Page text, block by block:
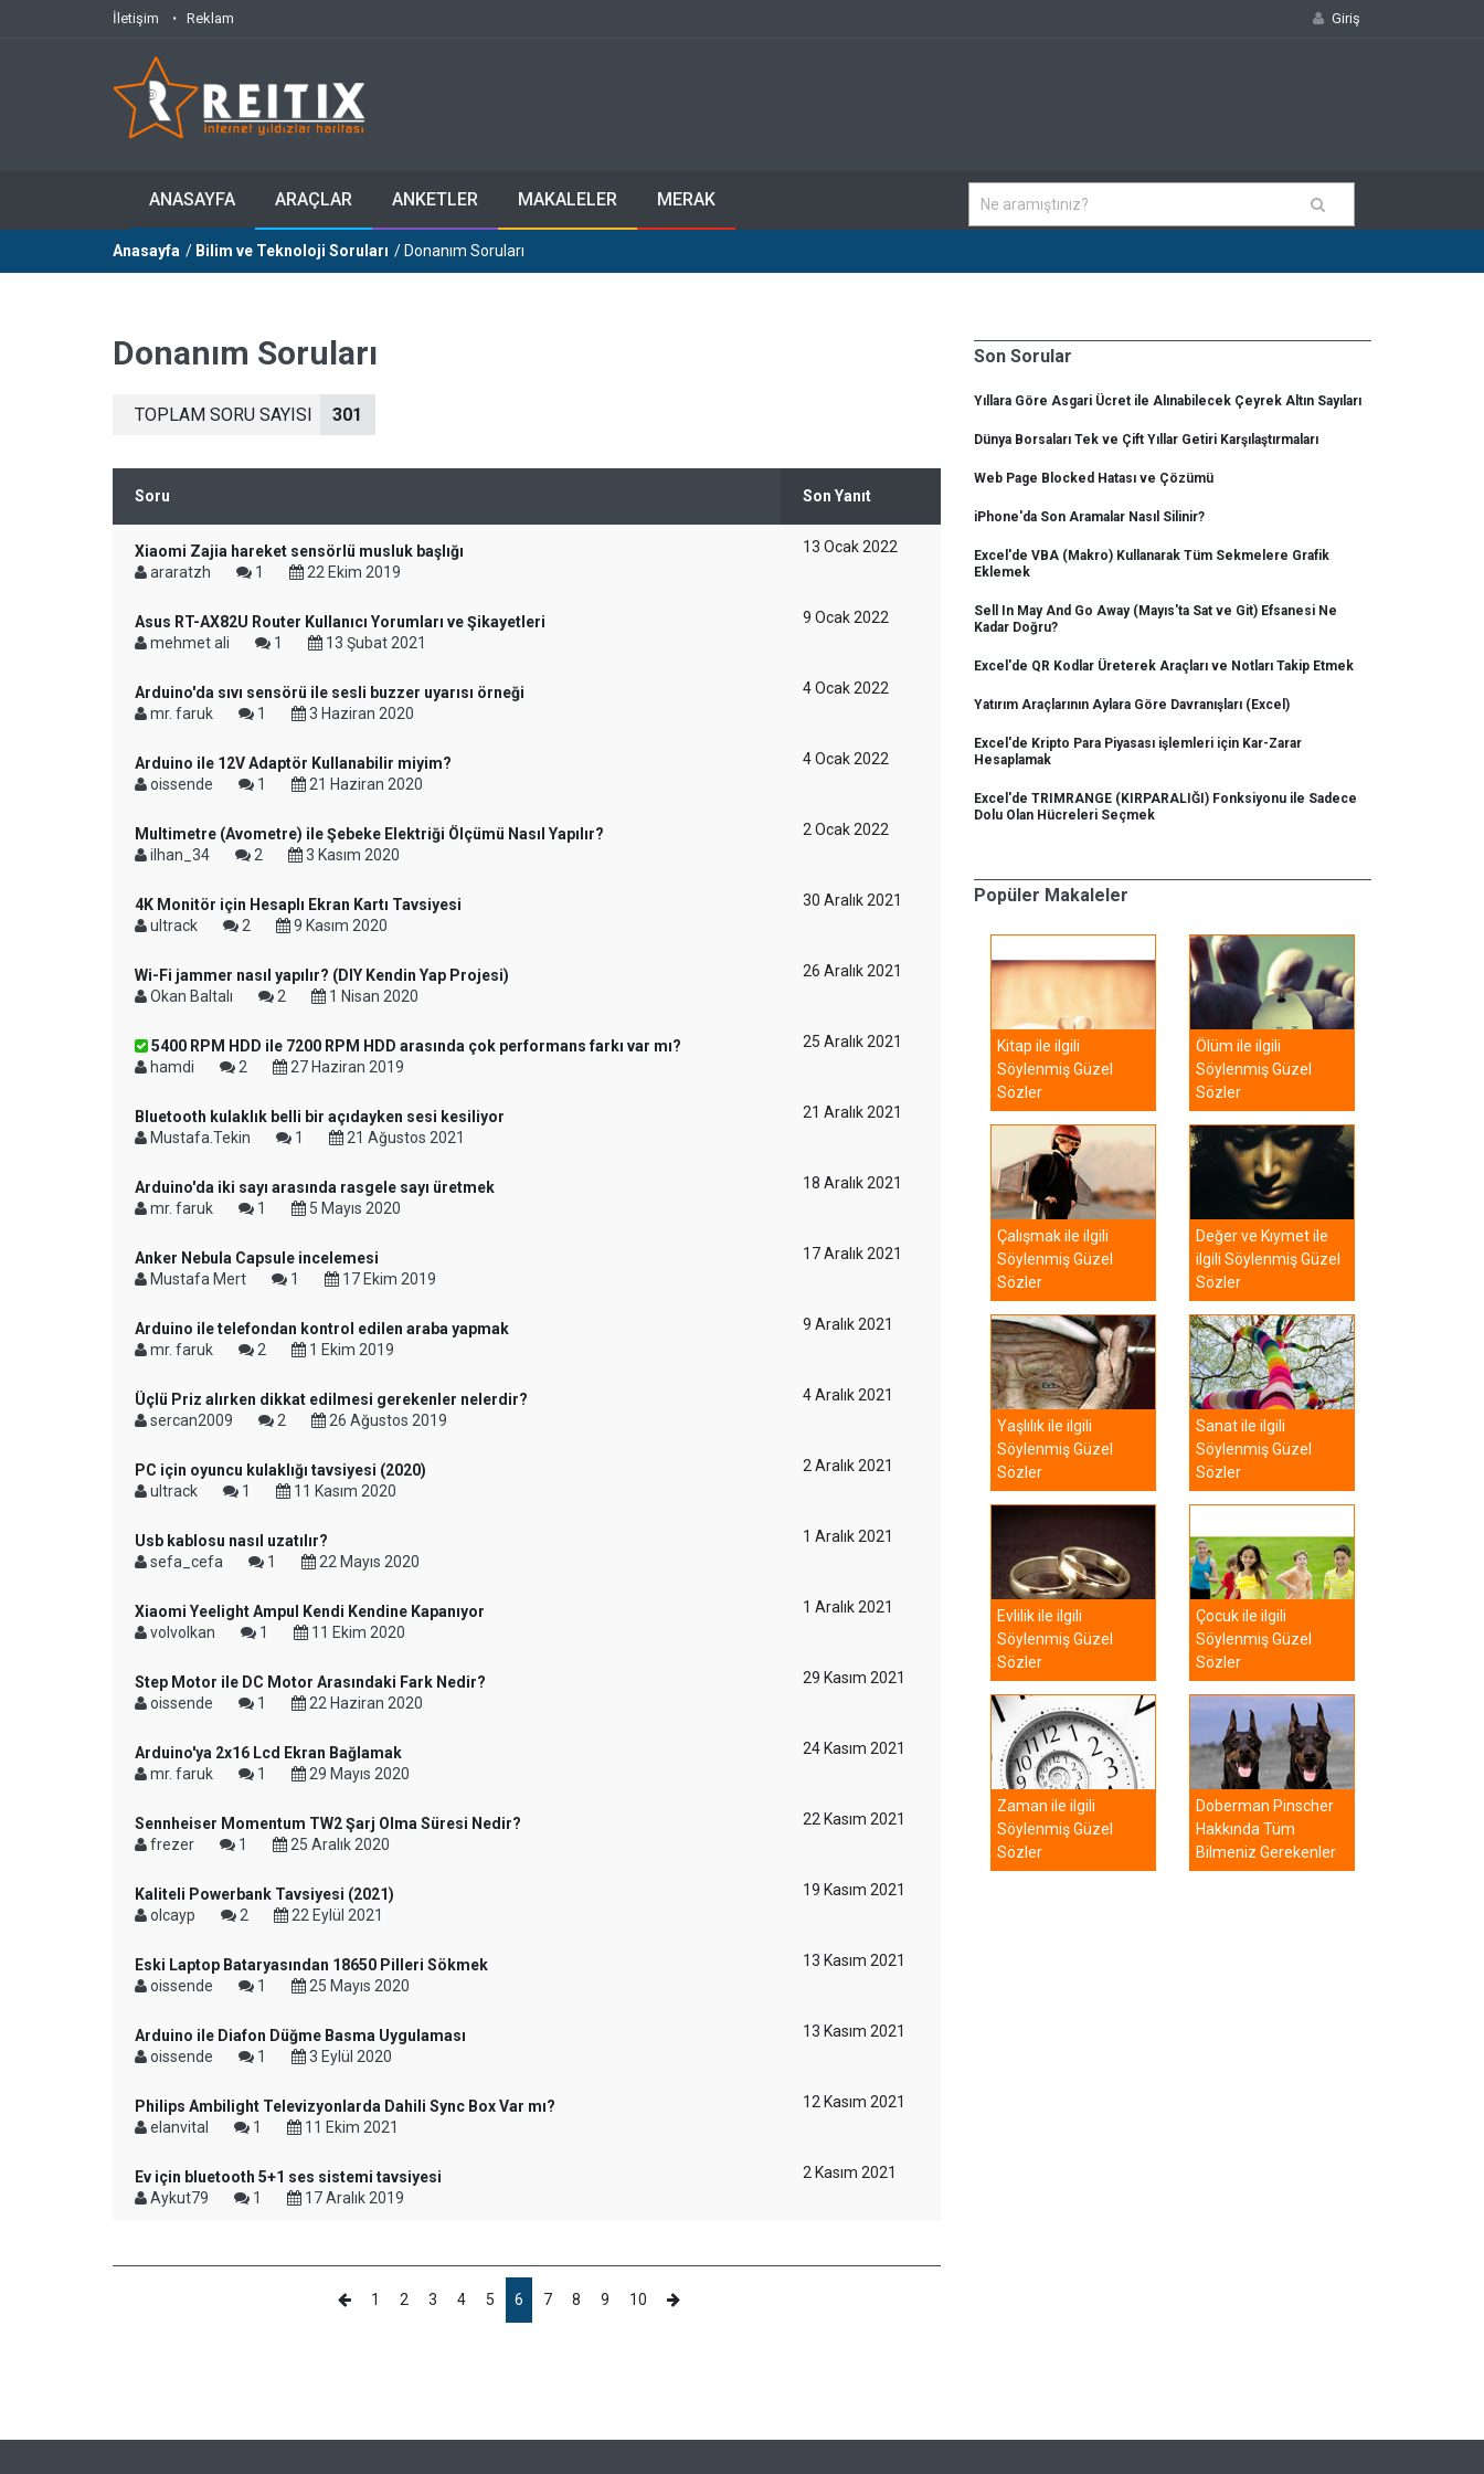
İletişim Reklam Giriş
ANASAYFA ARAÇLAR ANKETLER MAKALELER MERAK
Anasayfa / Bilim ve Teknoloji Soruları / Donanım Soruları
Donanım Soruları
TOPLAM SORU SAYISI 301
Soru Son Yanıt
Xiaomi Zajia hareket sensörlü musluk başlığı
araratzh
1 22 Ekim 2019
13 Ocak 2022
Asus RT-AX82U Router Kullanıcı Yorumları ve Şikayetleri
mehmet ali
1 13 Şubat 2021
9 Ocak 2022
Arduino'da sıvı sensörü ile sesli buzzer uyarısı örneği
mr. faruk
1 3 Haziran 2020
4 Ocak 2022
Arduino ile 12V Adaptör Kullanabilir miyim?
oissende
1 21 Haziran 2020
4 Ocak 2022
Multimetre (Avometre) ile Şebeke Elektriği Ölçümü Nasıl Yapılır?
ilhan_34
2 3 Kasım 2020
2 Ocak 2022
4K Monitör için Hesaplı Ekran Kartı Tavsiyesi
ultrack
2 9 Kasım 2020
30 Aralık 2021
Wi-Fi jammer nasıl yapılır? (DIY Kendin Yap Projesi)
Okan Baltalı
2 1 Nisan 2020
26 Aralık 2021
5400 RPM HDD ile 7200 RPM HDD arasında çok performans farkı var mı?
hamdi
2 27 Haziran 2019
25 Aralık 2021
Bluetooth kulaklık belli bir açıdayken sesi kesiliyor
Mustafa.Tekin
1 21 Ağustos 2021
21 Aralık 2021
Arduino'da iki sayı arasında rasgele sayı üretmek
mr. faruk
1 5 Mayıs 2020
18 Aralık 2021
Anker Nebula Capsule incelemesi
Mustafa Mert
1 17 Ekim 2019
17 Aralık 2021
Arduino ile telefondan kontrol edilen araba yapmak
mr. faruk
2 1 Ekim 2019
9 Aralık 2021
Üçlü Priz alırken dikkat edilmesi gerekenler nelerdir?
sercan2009
2 26 Ağustos 2019
4 Aralık 2021
PC için oyuncu kulaklığı tavsiyesi (2020)
ultrack
1 11 Kasım 2020
2 Aralık 2021
Usb kablosu nasıl uzatılır?
sefa_cefa
1 22 Mayıs 2020
1 Aralık 2021
Xiaomi Yeelight Ampul Kendi Kendine Kapanıyor
volvolkan
1 11 Ekim 2020
1 Aralık 2021
Step Motor ile DC Motor Arasındaki Fark Nedir?
oissende
1 22 Haziran 2020
29 Kasım 2021
Arduino'ya 2x16 Lcd Ekran Bağlamak
mr. faruk
1 29 Mayıs 2020
24 Kasım 2021
Sennheiser Momentum TW2 Şarj Olma Süresi Nedir?
frezer
1 25 Aralık 2020
22 Kasım 2021
Kaliteli Powerbank Tavsiyesi (2021)
olcayp
2 22 Eylül 2021
19 Kasım 2021
Eski Laptop Bataryasından 18650 Pilleri Sökmek
oissende
1 25 Mayıs 2020
13 Kasım 2021
Arduino ile Diafon Düğme Basma Uygulaması
oissende
1 3 Eylül 2020
13 Kasım 2021
Philips Ambilight Televizyonlarda Dahili Sync Box Var mı?
elanvital
1 11 Ekim 2021
12 Kasım 2021
Ev için bluetooth 5+1 ses sistemi tavsiyesi
Aykut79
1 17 Aralık 2019
2 Kasım 2021
1 2 3 4 5 6 7 8 9 10
Son Sorular
Yıllara Göre Asgari Ücret ile Alınabilecek Çeyrek Altın Sayıları
Dünya Borsaları Tek ve Çift Yıllar Getiri Karşılaştırmaları
Web Page Blocked Hatası ve Çözümü
iPhone'da Son Aramalar Nasıl Silinir?
Excel'de VBA (Makro) Kullanarak Tüm Sekmelere Grafik
Eklemek
Sell In May And Go Away (Mayıs'ta Sat ve Git) Efsanesi Ne
Kadar Doğru?
Excel'de QR Kodlar Üreterek Araçları ve Notları Takip Etmek
Yatırım Araçlarının Aylara Göre Davranışları (Excel)
Excel'de Kripto Para Piyasası işlemleri için Kar-Zarar
Hesaplamak
Excel'de TRIMRANGE (KIRPARALIĞI) Fonksiyonu ile Sadece
Dolu Olan Hücreleri Seçmek
Popüler Makaleler
Kitap ile ilgili
Söylenmiş Güzel
Sözler
Ölüm ile ilgili
Söylenmiş Güzel
Sözler
Çalışmak ile ilgili
Söylenmiş Güzel
Sözler
Değer ve Kıymet ile
ilgili Söylenmiş Güzel
Sözler
Yaşlılık ile ilgili
Söylenmiş Güzel
Sözler
Sanat ile ilgili
Söylenmiş Güzel
Sözler
Evlilik ile ilgili
Söylenmiş Güzel
Sözler
Çocuk ile ilgili
Söylenmiş Güzel
Sözler
Zaman ile ilgili
Söylenmiş Güzel
Sözler
Doberman Pinscher
Hakkında Tüm
Bilmeniz Gerekenler